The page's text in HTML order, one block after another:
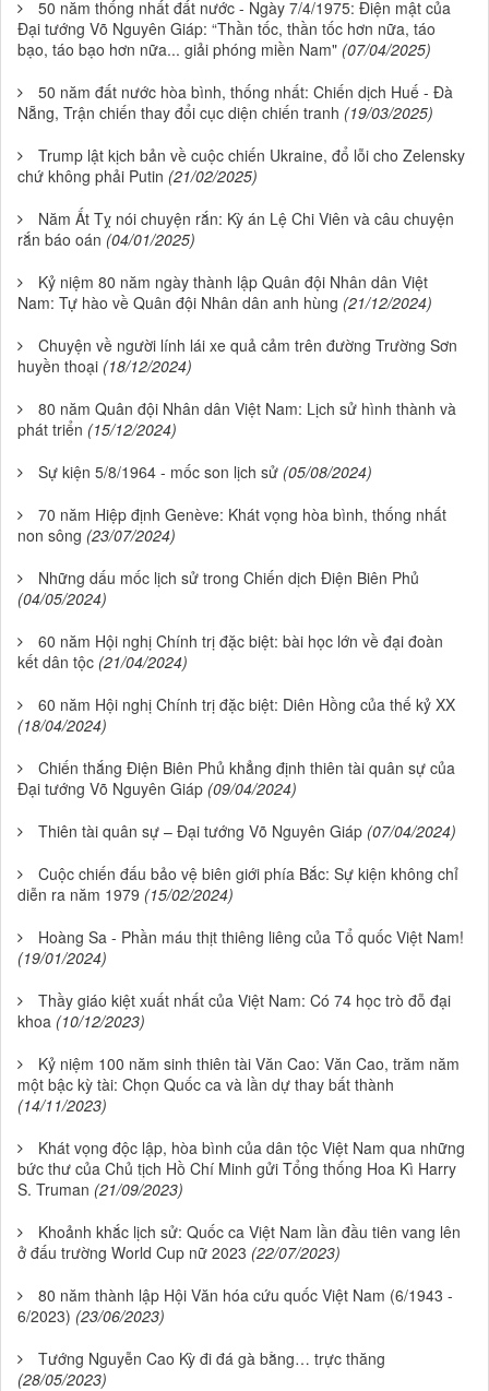
50 năm thống nhất đất nước - Ngày 7/4/1975: Điện mật của
Đại tướng Võ Nguyên Giáp: “Thần tốc, thần tốc hơn nữa, táo
bạo, táo bạo hơn nữa... giải phóng miền Nam" (07/04/2025)
50 năm đất nước hòa bình, thống nhất: Chiến dịch Huế - Đà
Nẵng, Trận chiến thay đổi cục diện chiến tranh (19/03/2025)
Trump lật kịch bản về cuộc chiến Ukraine, đổ lỗi cho Zelensky
chứ không phải Putin (21/02/2025)
Năm Ất Tỵ nói chuyện rắn: Kỳ án Lệ Chi Viên và câu chuyện
rắn báo oán (04/01/2025)
Kỷ niệm 80 năm ngày thành lập Quân đội Nhân dân Việt
Nam: Tự hào về Quân đội Nhân dân anh hùng (21/12/2024)
Chuyện về người lính lái xe quả cảm trên đường Trường Sơn
huyền thoại (18/12/2024)
80 năm Quân đội Nhân dân Việt Nam: Lịch sử hình thành và
phát triển (15/12/2024)
Sự kiện 5/8/1964 - mốc son lịch sử (05/08/2024)
70 năm Hiệp định Genève: Khát vọng hòa bình, thống nhất
non sông (23/07/2024)
Những dấu mốc lịch sử trong Chiến dịch Điện Biên Phủ
(04/05/2024)
60 năm Hội nghị Chính trị đặc biệt: bài học lớn về đại đoàn
kết dân tộc (21/04/2024)
60 năm Hội nghị Chính trị đặc biệt: Diên Hồng của thế kỷ XX
(18/04/2024)
Chiến thắng Điện Biên Phủ khẳng định thiên tài quân sự của
Đại tướng Võ Nguyên Giáp (09/04/2024)
Thiên tài quân sự – Đại tướng Võ Nguyên Giáp (07/04/2024)
Cuộc chiến đấu bảo vệ biên giới phía Bắc: Sự kiện không chỉ
diễn ra năm 1979 (15/02/2024)
Hoàng Sa - Phần máu thịt thiêng liêng của Tổ quốc Việt Nam!
(19/01/2024)
Thầy giáo kiệt xuất nhất của Việt Nam: Có 74 học trò đỗ đại
khoa (10/12/2023)
Kỷ niệm 100 năm sinh thiên tài Văn Cao: Văn Cao, trăm năm
một bậc kỳ tài: Chọn Quốc ca và lần dự thay bất thành
(14/11/2023)
Khát vọng độc lập, hòa bình của dân tộc Việt Nam qua những
bức thư của Chủ tịch Hồ Chí Minh gửi Tổng thống Hoa Kì Harry
S. Truman (21/09/2023)
Khoảnh khắc lịch sử: Quốc ca Việt Nam lần đầu tiên vang lên
ở đấu trường World Cup nữ 2023 (22/07/2023)
80 năm thành lập Hội Văn hóa cứu quốc Việt Nam (6/1943 -
6/2023) (23/06/2023)
Tướng Nguyễn Cao Kỳ đi đá gà bằng… trực thăng
(28/05/2023)